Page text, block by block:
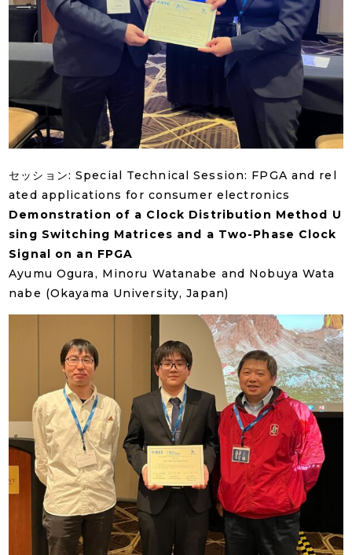
セッション: Special Technical Session: FPGA and rel
ated applications for consumer electronics
Demonstration of a Clock Distribution Method U
sing Switching Matrices and a Two-Phase Clock
Signal on an FPGA
Ayumu Ogura, Minoru Watanabe and Nobuya Wata
nabe (Okayama University, Japan)